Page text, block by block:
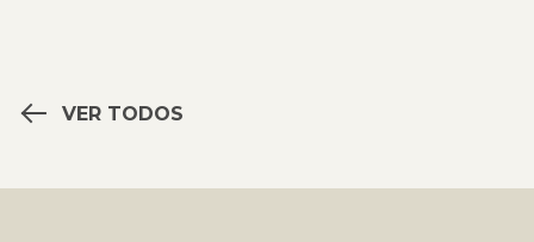
VER TODOS